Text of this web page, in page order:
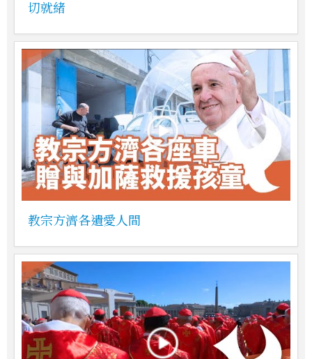
切就緒
教宗方濟各遺愛人間